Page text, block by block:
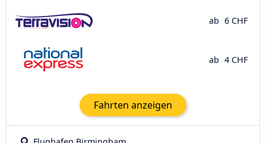
ab 6 CHF
ab 4 CHF
Fahrten anzeigen